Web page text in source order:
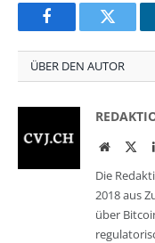
FacebookTwitter
ÜBER DEN AUTOR
Website
Die
2018 aus
über